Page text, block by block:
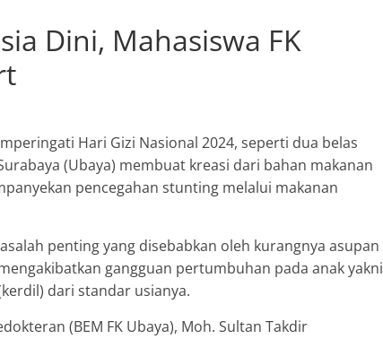
Dini, Mahasiswa FK
Hari Gizi Nasional 2024, seperti dua belas
(Ubaya) membuat kreasi dari bahan makanan
pencegahan stunting melalui makanan
penting yang disebabkan oleh kurangnya asupan
gangguan pertumbuhan pada anak yakni
dari standar usianya.
(BEM FK Ubaya), Moh. Sultan Takdir